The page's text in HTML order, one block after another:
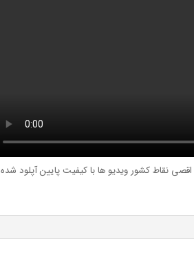
اقصی نقاط کشور ویدیو ها با کیفیت پایین آپلود شده